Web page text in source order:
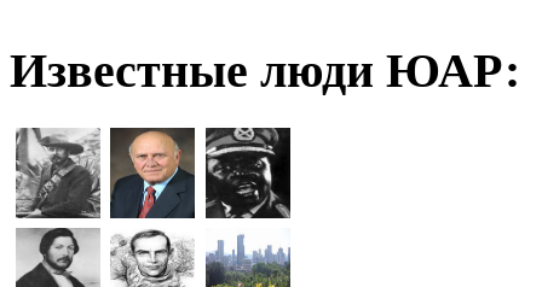
Известные люди ЮАР: